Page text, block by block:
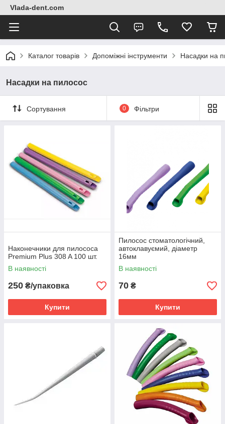
Vlada-dent.com
Каталог товарів Допоміжні інструменти Насадки на
Насадки на пилосос
Сортування 0 Фільтри
Наконечники для пилососа
Premium Plus 308 A 100 шт.
В наявності
250 ₴/упаковка
Купити
Пилосос стоматологічний,
автоклавуємий, діаметр
16мм
В наявності
70 ₴
Купити